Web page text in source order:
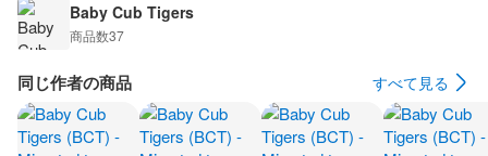
Baby Cub Tigers
商品数37
同じ作者の商品 すべて見る